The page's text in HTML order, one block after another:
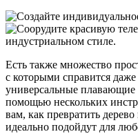
Есть также множество
с которыми справится
универсальные
помощью нескольких
вам, как превратить
идеально подойдут для